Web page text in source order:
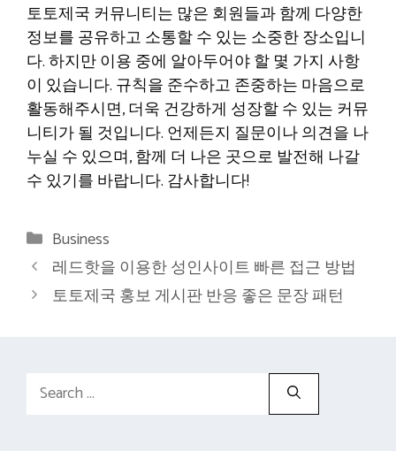
토토제국 커뮤니티는 많은 회원들과 함께 다양한
정보를 공유하고 소통할 수 있는 소중한 장소입니
다. 하지만 이용 중에 알아두어야 할 몇 가지 사항
이 있습니다. 규칙을 준수하고 존중하는 마음으로
활동해주시면, 더욱 건강하게 성장할 수 있는 커뮤
니티가 될 것입니다. 언제든지 질문이나 의견을 나
누실 수 있으며, 함께 더 나은 곳으로 발전해 나갈
수 있기를 바랍니다. 감사합니다!
Categories
Business
레드핫을 이용한 성인사이트 빠른 접근 방법
토토제국 홍보 게시판 반응 좋은 문장 패턴
Search